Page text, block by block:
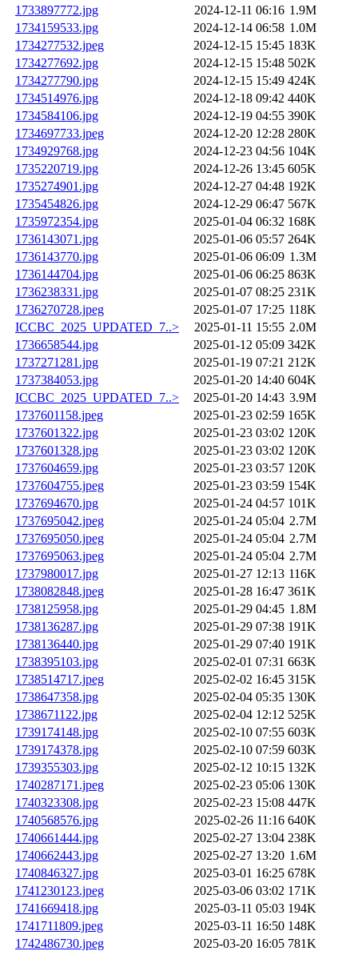
1733897772.jpg
2024-12-11 06:16 1.9M
1734159533.jpg
2024-12-14 06:58 1.0M
1734277532.jpeg
2024-12-15 15:45 183K
1734277692.jpg
2024-12-15 15:48 502K
1734277790.jpg
2024-12-15 15:49 424K
1734514976.jpg
2024-12-18 09:42 440K
1734584106.jpg
2024-12-19 04:55 390K
1734697733.jpeg
2024-12-20 12:28 280K
1734929768.jpg
2024-12-23 04:56 104K
1735220719.jpg
2024-12-26 13:45 605K
1735274901.jpg
2024-12-27 04:48 192K
1735454826.jpg
2024-12-29 06:47 567K
1735972354.jpg
2025-01-04 06:32 168K
1736143071.jpg
2025-01-06 05:57 264K
1736143770.jpg
2025-01-06 06:09 1.3M
1736144704.jpg
2025-01-06 06:25 863K
1736238331.jpg
2025-01-07 08:25 231K
1736270728.jpeg
2025-01-07 17:25 118K
ICCBC_2025_UPDATED_7..>
2025-01-11 15:55 2.0M
1736658544.jpg
2025-01-12 05:09 342K
1737271281.jpg
2025-01-19 07:21 212K
1737384053.jpg
2025-01-20 14:40 604K
ICCBC_2025_UPDATED_7..>
2025-01-20 14:43 3.9M
1737601158.jpeg
2025-01-23 02:59 165K
1737601322.jpg
2025-01-23 03:02 120K
1737601328.jpg
2025-01-23 03:02 120K
1737604659.jpg
2025-01-23 03:57 120K
1737604755.jpeg
2025-01-23 03:59 154K
1737694670.jpg
2025-01-24 04:57 101K
1737695042.jpeg
2025-01-24 05:04 2.7M
1737695050.jpeg
2025-01-24 05:04 2.7M
1737695063.jpeg
2025-01-24 05:04 2.7M
1737980017.jpg
2025-01-27 12:13 116K
1738082848.jpeg
2025-01-28 16:47 361K
1738125958.jpg
2025-01-29 04:45 1.8M
1738136287.jpg
2025-01-29 07:38 191K
1738136440.jpg
2025-01-29 07:40 191K
1738395103.jpg
2025-02-01 07:31 663K
1738514717.jpeg
2025-02-02 16:45 315K
1738647358.jpg
2025-02-04 05:35 130K
1738671122.jpg
2025-02-04 12:12 525K
1739174148.jpg
2025-02-10 07:55 603K
1739174378.jpg
2025-02-10 07:59 603K
1739355303.jpg
2025-02-12 10:15 132K
1740287171.jpeg
2025-02-23 05:06 130K
1740323308.jpg
2025-02-23 15:08 447K
1740568576.jpg
2025-02-26 11:16 640K
1740661444.jpg
2025-02-27 13:04 238K
1740662443.jpg
2025-02-27 13:20 1.6M
1740846327.jpg
2025-03-01 16:25 678K
1741230123.jpeg
2025-03-06 03:02 171K
1741669418.jpg
2025-03-11 05:03 194K
1741711809.jpeg
2025-03-11 16:50 148K
1742486730.jpeg
2025-03-20 16:05 781K